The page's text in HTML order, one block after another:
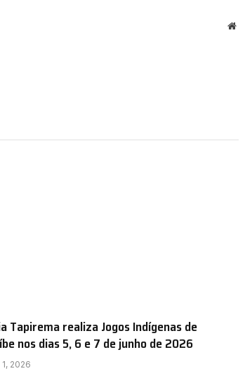
Tapirema realiza Jogos Indígenas de
nos dias 5, 6 e 7 de junho de 2026
2026